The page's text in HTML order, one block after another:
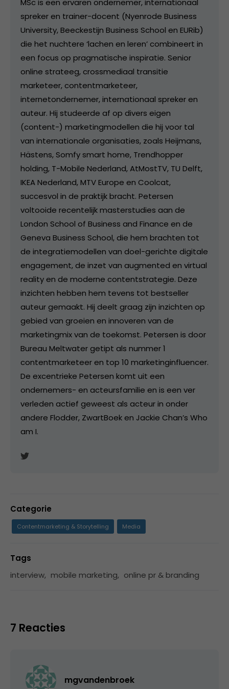
spreker en trainer-docent (Nyenrode Business
University, Beeckestijn Business School en EURib)
die het nuchtere ‘lachen en leren’ combineert in
een focus op pragmatische inspiratie. Senior
online strateeg, crossmediaal transitie
marketeer, contentmarketeer,
internetondernemer, internationaal spreker en
auteur. Hij studeerde af op divers eigen
(content-) marketingmodellen die hij voor tal
van internationale organisaties, zoals Heijmans,
Hästens, Somfy smart home, Trendhopper
holding, T-Mobile Nederland, AtMostTV, TU Delft,
IKEA Nederland, MTV Europe en Coolcat,
succesvol in de praktijk bracht. Petersen
voltooide recentelijk masterstudies aan de
London School of Business and Finance en de
Geneva Business School, die hem brachten tot
de integratiemodellen van doel-gerichte digitale
engagement, de inzet van augmented en virtual
reality en de moderne contentstrategie. Deze
inzichten hebben hem tevens tot bestseller
auteur gemaakt. Hij deelt graag zijn inzichten op
gebied van groeien en innoveren van de
marketingmix van de toekomst. Petersen is door
Bureau Meltwater getipt als nummer 1
contentmarketeer en top 10 marketinginfluencer.
De excentrieke Petersen komt uit een
ondernemers- en acteursfamilie en is een ver
verleden actief geweest als acteur in onder
andere Flodder, ZwartBoek en Jackie Chan’s Who
am I.
Categorie
Contentmarketing & Storytelling Media
Tags
interview, mobile marketing, online pr & branding
7 Reacties
mgvandenbroek